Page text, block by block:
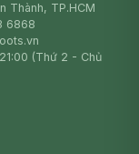
Thành, TP.HCM
6868
(Thứ 2 - Chủ